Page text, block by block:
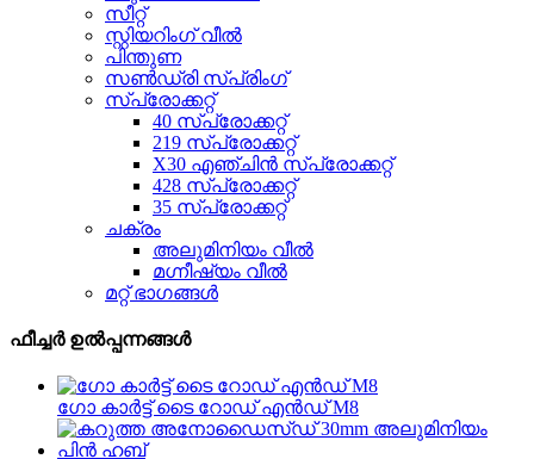
സീറ്റ്
സ്റ്റിയറിംഗ് വീൽ
പിന്തുണ
സൺഡ്രി സ്പ്രിംഗ്
സ്പ്രോക്കറ്റ്
40 സ്പ്രോക്കറ്റ്
219 സ്പ്രോക്കറ്റ്
X30 എഞ്ചിൻ സ്‌പ്രോക്കറ്റ്
428 സ്പ്രോക്കറ്റ്
35 സ്പ്രോക്കറ്റ്
ചക്രം
അലുമിനിയം വീൽ
മഗ്നീഷ്യം വീൽ
മറ്റ് ഭാഗങ്ങൾ
ഫീച്ചർ ഉൽപ്പന്നങ്ങൾ
ഗോ കാർട്ട് ടൈ റോഡ് എൻഡ് M8